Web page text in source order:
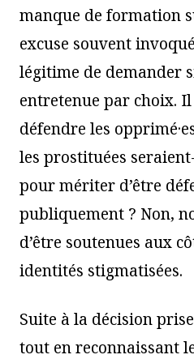
manque de formation
excuse souvent
légitime de demander
entretenue par choix.
défendre les
les prostituées
pour mériter d’être
publiquement ? Non,
d’être soutenues aux
identités stigmatisées.
Suite à la décision
tout en reconnaissant